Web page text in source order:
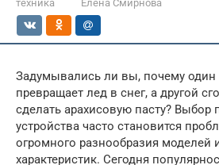
техника
Елена Смирнова
Задумывались ли вы, почему один
превращает лед в снег, а другой
сделать арахисовую пасту? Выбор
устройства часто становится
огромного разнообразия моделей
характеристик. Сегодня